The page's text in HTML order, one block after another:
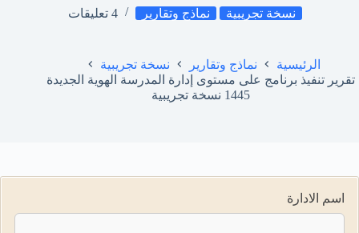
نسخة تجريبية نماذج وتقارير 4 تعليقات
الرئيسية نماذج وتقارير
نسخة تجريبية
تقرير تنفيذ برنامج على مستوى إدارة المدرسة الهوية الجديدة
1445 نسخة تجريبية
اسم الادارة